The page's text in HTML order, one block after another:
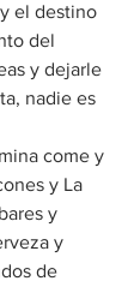
el destino
del
y dejarle
nadie es
come y
y La
y
y
de